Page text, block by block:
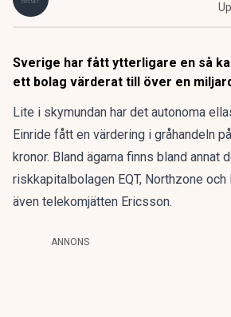
Sverige har fått ytterligare en så
ett bolag värderat till över en
Lite i skymundan har det autonoma
Einride fått en värdering i gråhandeln
kronor. Bland ägarna finns bland annat
riskkapitalbolagen EQT, Northzone och
även telekomjätten Ericsson.
ANNONS